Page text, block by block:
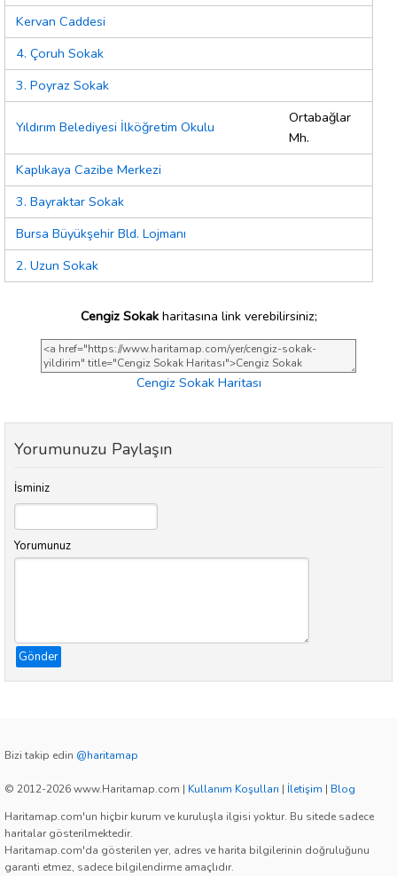
Kervan Caddesi
4. Çoruh Sokak
3. Poyraz Sokak
Yıldırım Belediyesi İlköğretim Okulu
Ortabağlar
Mh.
Kaplıkaya Cazibe Merkezi
3. Bayraktar Sokak
Bursa Büyükşehir Bld. Lojmanı
2. Uzun Sokak
Cengiz Sokakharitasına link verebilirsiniz;
Cengiz Sokak Haritası
Yorumunuzu Paylaşın
İsminiz
Yorumunuz
Gönder
Bizi takip edin @haritamap
© 2012-2026 www.Haritamap.com | Kullanım Koşulları | İletişim | Blog
Haritamap.com'un hiçbir kurum ve kuruluşla ilgisi yoktur. Bu sitede sadece
haritalar gösterilmektedir.
Haritamap.com'da gösterilen yer, adres ve harita bilgilerinin doğruluğunu
garanti etmez, sadece bilgilendirme amaçlıdır.